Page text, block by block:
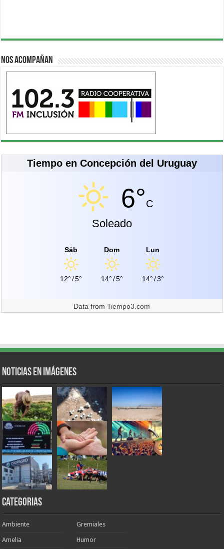
Nos acompañan
Tiempo en Concepción del Uruguay
6°C
Soleado
Sáb
12°/5°
Dom
14°/5°
Lun
14°/3°
Data fromTiempo3.com
Noticias en Imágenes
Categorias
Ambiente
Amelia
Gremiales
Humor